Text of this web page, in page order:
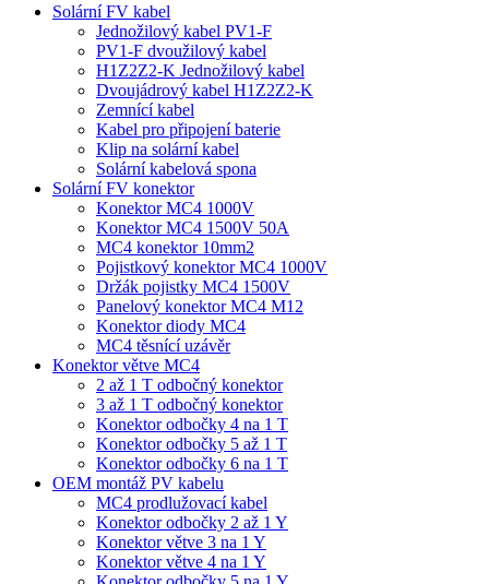
Solární FV kabel
Jednožilový kabel PV1-F
PV1-F dvoužilový kabel
H1Z2Z2-K Jednožilový kabel
Dvoujádrový kabel H1Z2Z2-K
Zemnící kabel
Kabel pro připojení baterie
Klip na solární kabel
Solární kabelová spona
Solární FV konektor
Konektor MC4 1000V
Konektor MC4 1500V 50A
MC4 konektor 10mm2
Pojistkový konektor MC4 1000V
Držák pojistky MC4 1500V
Panelový konektor MC4 M12
Konektor diody MC4
MC4 těsnící uzávěr
Konektor větve MC4
2 až 1 T odbočný konektor
3 až 1 T odbočný konektor
Konektor odbočky 4 na 1 T
Konektor odbočky 5 až 1 T
Konektor odbočky 6 na 1 T
OEM montáž PV kabelu
MC4 prodlužovací kabel
Konektor odbočky 2 až 1 Y
Konektor větve 3 na 1 Y
Konektor větve 4 na 1 Y